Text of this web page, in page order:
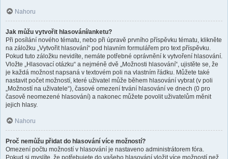
Nahoru
Jak můžu vytvořit hlasování/anketu?
Při posílání nového tématu, nebo při úpravě prvního příspěvku tématu, klikněte
na záložku „Vytvořit hlasování“ pod hlavním formulářem pro text příspěvku.
Pokud tuto záložku nevidíte, nemáte potřebné oprávnění k vytvoření hlasování.
Vložte „Hlasovací otázku“ a nejméně dvě „Možnosti hlasování“, ujistěte se, že
je každá možnost napsaná v textovém poli na vlastním řádku. Můžete také
nastavit počet možností, které uživatel může během hlasování vybrat (v poli
„Možností na uživatele“), časové omezení trvání hlasování ve dnech (0 pro
časově neomezené hlasování) a nakonec můžete povolit uživatelům měnit
jejich hlasy.
Nahoru
Proč nemůžu přidat do hlasování více možností?
Omezení počtu možností v hlasování je nastaveno administrátorem fóra.